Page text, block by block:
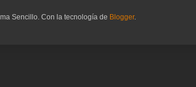
Sencillo. Con la tecnología de Blogger.